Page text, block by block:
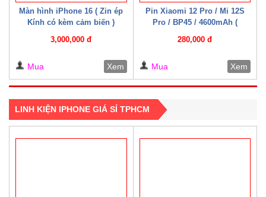
Màn hình iPhone 16 ( Zin ép
Kính có kèm cảm biến )
3,000,000 đ
Mua Xem
Pin Xiaomi 12 Pro / Mi 12S
Pro / BP45 / 4600mAh (
280,000 đ
Mua Xem
LINH KIỆN IPHONE GIÁ SỈ TPHCM